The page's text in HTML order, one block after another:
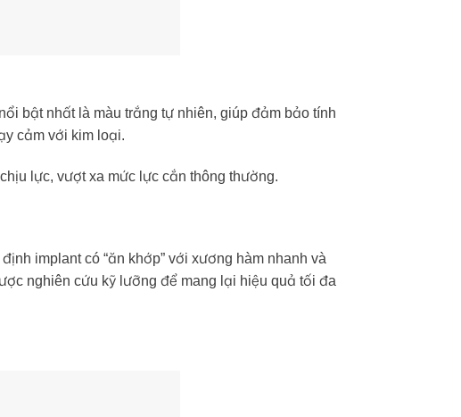
bật nhất là màu trắng tự nhiên, giúp đảm bảo tính
cảm với kim loại.
lực, vượt xa mức lực cắn thông thường.
implant có “ăn khớp” với xương hàm nhanh và
nghiên cứu kỹ lưỡng để mang lại hiệu quả tối đa